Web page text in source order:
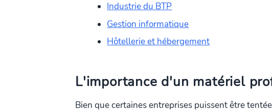
Industrie du BTP
Gestion informatique
Hôtellerie et hébergement
L'importance d'un matériel
Bien que certaines entreprises puissent être